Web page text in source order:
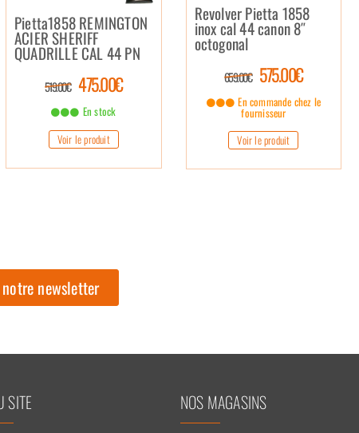
Pietta1858 REMINGTON
ACIER SHERIFF
QUADRILLE CAL 44 PN
519.00€ 475.00€
En stock
Voir le produit
Revolver Pietta 1858
inox cal 44 canon 8″
octogonal
659.00€ 575.00€
En commande chez le
fournisseur
Voir le produit
newsletter
SITE NOS MAGASINS